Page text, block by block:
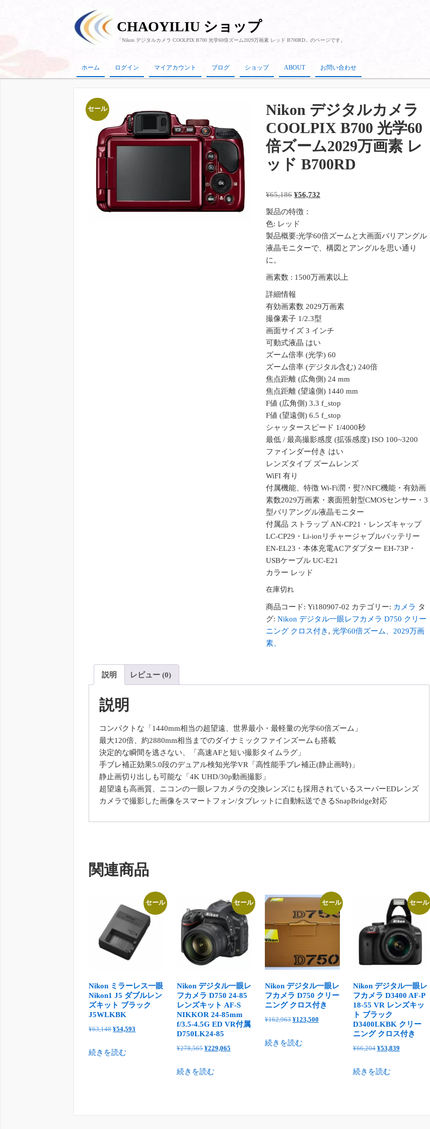
CHAOYILIU ショップ
「Nikon デジタルカメラ COOLPIX B700 光学60倍ズーム2029万画素 レッド B700RD」のページです。
ホーム ログイン マイアカウント ブログ ショップ ABOUT お問い合わせ
セール
Nikon デジタルカメラ
COOLPIX B700 光学60
倍ズーム2029万画素 レ
ッド B700RD
¥65,186 元
の
し
た。
¥56,732
価
格
で
製品の特徴：
色: レッド
製品概要:光学60倍ズームと大画面バリアングル
液晶モニターで、構図とアングルを思い通り
に。
画素数 : 1500万画素以上
詳細情報
有効画素数 2029万画素
撮像素子 1/2.3型
画面サイズ 3 インチ
可動式液晶 はい
ズーム倍率 (光学) 60
ズーム倍率 (デジタル含む) 240倍
焦点距離 (広角側) 24 mm
焦点距離 (望遠側) 1440 mm
F値 (広角側) 3.3 f_stop
F値 (望遠側) 6.5 f_stop
シャッタースピード 1/4000秒
最低 / 最高撮影感度 (拡張感度) ISO 100~3200
ファインダー付き はい
レンズタイプ ズームレンズ
WiFI 有り
付属機能、特徴 Wi-Fi潤・熨?/NFC機能・有効画
素数2029万画素・裏面照射型CMOSセンサー・3
型バリアングル液晶モニター
付属品 ストラップ AN-CP21・レンズキャップ
LC-CP29・Li-ionリチャージャブルバッテリー
EN-EL23・本体充電ACアダプター EH-73P・
USBケーブル UC-E21
カラー レッド
在庫切れ
商品コード:Yi180907-02 カテゴリー: カメラ タ
グ:Nikon デジタル一眼レフカメラ D750 クリー
ニング クロス付き ,光学60倍ズーム、2029万画
素、
説明 レビュー (0)
説明
コンパクトな「1440mm相当の超望遠、世界最小・最軽量の光学60倍ズーム」
最大120倍、約2880mm相当までのダイナミックファインズームも搭載
決定的な瞬間を逃さない、「高速AFと短い撮影タイムラグ」
手ブレ補正効果5.0段のデュアル検知光学VR「高性能手ブレ補正(静止画時)」
静止画切り出しも可能な「4K UHD/30p動画撮影」
超望遠も高画質、ニコンの一眼レフカメラの交換レンズにも採用されているスーパーEDレンズ
カメラで撮影した画像をスマートフォン/タブレットに自動転送できるSnapBridge対応
関連商品
セール
Nikon ミラーレス一眼
Nikon1 J5 ダブルレン
ズキット ブラック
J5WLKBK
¥63,148元
価
¥54,593
続きを読む
セール
Nikon デジタル一眼レ
フカメラ D750 24-85
レンズキット AF-S
NIKKOR 24-85mm
f/3.5-4.5G ED VR付属
D750LK24-85
¥278,565 元
価
¥229,065
続きを読む
セール
Nikon デジタル一眼レ
フカメラ D750 クリー
ニング クロス付き
¥162,963 元
価
¥123,500現
続きを読む
セール
Nikon デジタル一眼レ
フカメラ D3400 AF-P
18-55 VR レンズキッ
ト ブラック
D3400LKBK クリー
ニング クロス付き
¥66,204 元
価
¥53,839現
続きを読む